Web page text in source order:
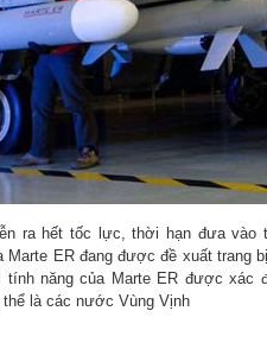
ra hết tốc lực, thời hạn đưa vào
ER đang được đề xuất trang
năng của Marte ER được xác
là các nước Vùng Vịnh